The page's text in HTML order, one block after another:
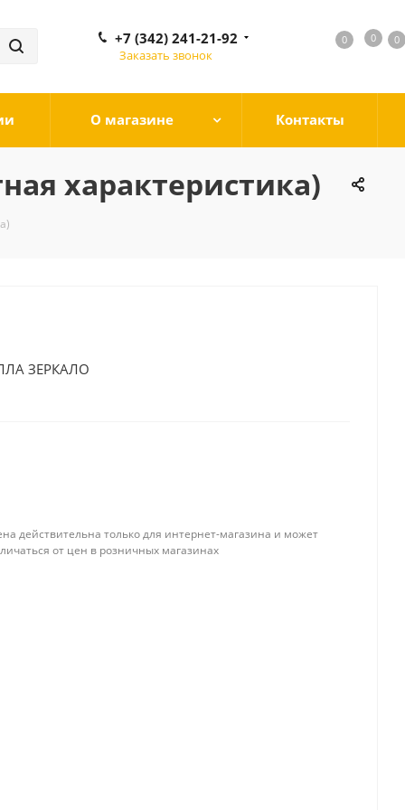
0 0 0
0
+7 (342) 241-21-92
Заказать звонок
О магазине Контакты
характеристика)
ЗЕРКАЛО
действительна только для интернет-магазина и может
от цен в розничных магазинах